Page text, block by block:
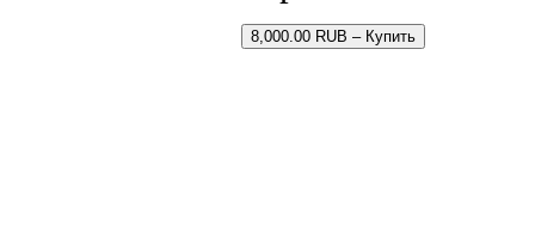
8,000.00 RUB – Купить